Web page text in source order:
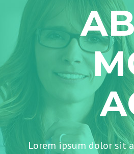
Lorem ipsum dolor sit